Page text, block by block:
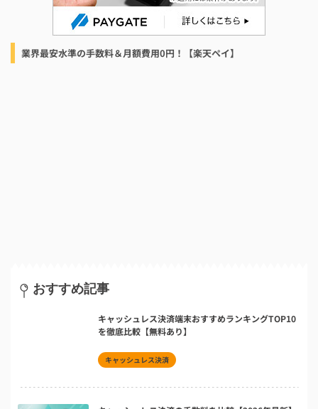
業界最安水準の手数料＆月額費用0円！【楽天ペイ】
おすすめ記事
キャッシュレス決済端末おすすめランキングTOP10
を徹底比較【無料あり】
キャッシュレス決済